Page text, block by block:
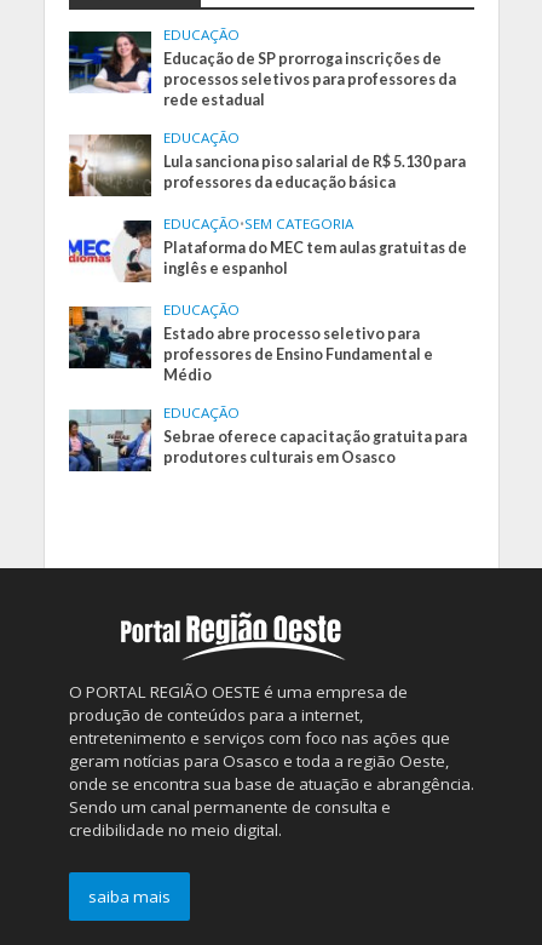
EDUCAÇÃO
Educação de SP prorroga inscrições de
processos seletivos para professores da
rede estadual
EDUCAÇÃO
Lula sanciona piso salarial de R$ 5.130 para
professores da educação básica
EDUCAÇÃO•SEM CATEGORIA
Plataforma do MEC tem aulas gratuitas de
inglês e espanhol
EDUCAÇÃO
Estado abre processo seletivo para
professores de Ensino Fundamental e
Médio
EDUCAÇÃO
Sebrae oferece capacitação gratuita para
produtores culturais em Osasco
O PORTAL REGIÃO OESTE é uma empresa de
produção de conteúdos para a internet,
entretenimento e serviços com foco nas ações que
geram notícias para Osasco e toda a região Oeste,
onde se encontra sua base de atuação e abrangência.
Sendo um canal permanente de consulta e
credibilidade no meio digital.
saiba mais